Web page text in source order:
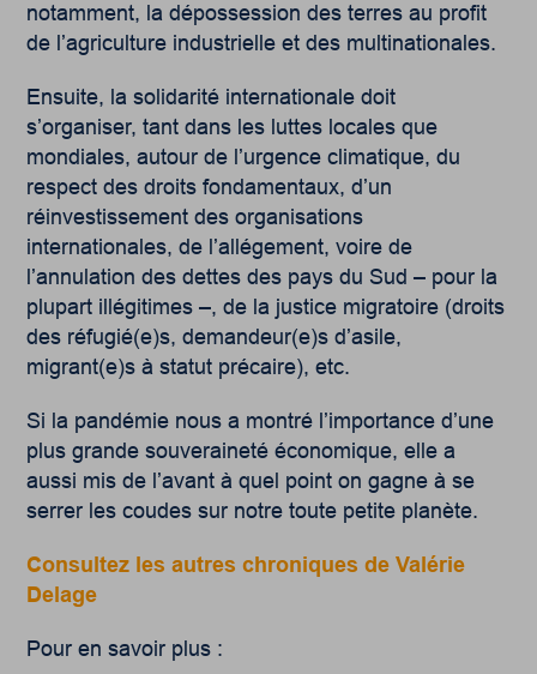
notamment, la dépossession des terres au profit
de l’agriculture industrielle et des multinationales.
Ensuite, la solidarité internationale doit
s’organiser, tant dans les luttes locales que
mondiales, autour de l’urgence climatique, du
respect des droits fondamentaux, d’un
réinvestissement des organisations
internationales, de l’allégement, voire de
l’annulation des dettes des pays du Sud – pour la
plupart illégitimes –, de la justice migratoire (droits
des réfugié(e)s, demandeur(e)s d’asile,
migrant(e)s à statut précaire), etc.
Si la pandémie nous a montré l’importance d’une
plus grande souveraineté économique, elle a
aussi mis de l’avant à quel point on gagne à se
serrer les coudes sur notre toute petite planète.
Consultez les autres chroniques de Valérie
Delage
Pour en savoir plus :